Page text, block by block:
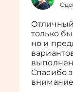
только
но и
выполнен
Спасибо